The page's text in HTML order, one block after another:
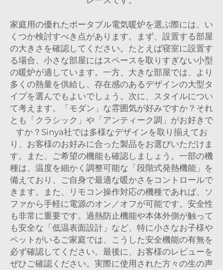
家庭用の優れたポータブル電気暖炉を選ぶ際には、い
くつか検討すべき点があります。まず、設置する部屋
の大きさを確認してください。たとえば寝室に設置す
る場合、小さな部屋にはスペースを取りすぎない小型
の暖炉が適しています。一方、大きな部屋では、より
多くの熱量を供給し、存在感のあるデザインの大型タ
イプを選んでもよいでしょう。次に、スタイルについ
て考えます。「モダン」な雰囲気が好みですか？それ
とも「クラシック」や「アンティーク調」がお好きで
すか？Sinya社では多様なデザインを取り揃えてお
り、お客様のお好みに合った製品をお選びいただけま
す。また、ご希望の機能も確認しましょう。一部の機
種は、温度を細かく調整可能な「段階式発熱機能」を
備えており、ご自身で最適な暖かさをコントロールで
きます。また、リモコン操作対応の機種であれば、ソ
ファから手軽に電源のオン／オフが可能です。安全性
も非常に重要です。過熱防止機能や本体外側が触って
も安全な「低温表面設計」など、特に小さなお子様や
ペットがいるご家庭では、こうした安全機能の有無を
必ず確認してください。最後に、お客様のレビューを
ぜひご確認ください。実際に使用された方々の生の声